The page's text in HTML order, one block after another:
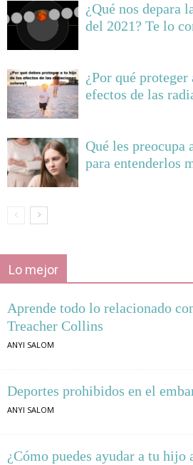
¿Qué nos depara
del 2021? Te lo
¿Por qué
efectos de las
Qué les preocupa
para entenderlos
Lo mejor
Aprende todo lo relacionado
Treacher Collins
ANYI SALOM
Deportes prohibidos en el
ANYI SALOM
¿Cómo puedes ayudar a tu hijo